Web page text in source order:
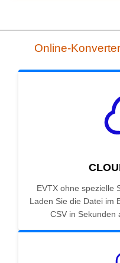
Online-
EVTX ohne spezielle
Laden Sie die Datei im
CSV in Sekunden